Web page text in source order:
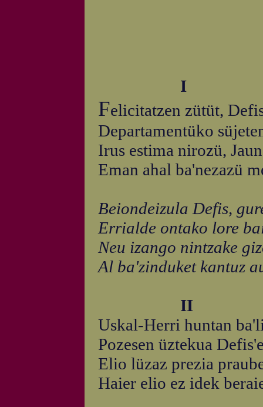
I
Felicitatzen zütüt,
Departamentüko
Irus estima nirozü,
Eman ahal ba'nezazü
Beiondeizula Defis,
Errialde ontako lore
Neu izango nintzake
Al ba'zinduket kantuz
II
Uskal-Herri huntan
Pozesen üztekua
Elio lüzaz prezia
Haier elio ez idek